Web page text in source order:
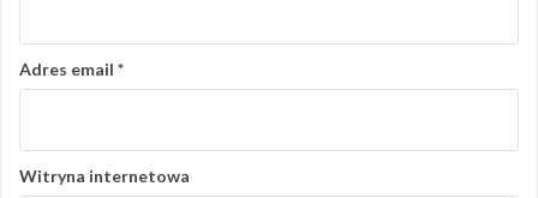
Adres email *
Witryna internetowa